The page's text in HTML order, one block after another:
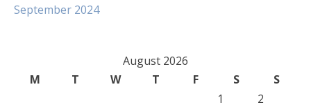
September 2024
August 2026
M
T W T F S
S
1
2